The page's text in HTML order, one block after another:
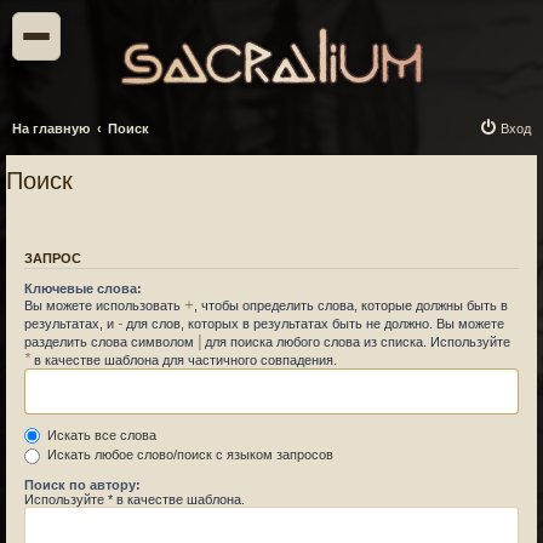
На главную Поиск Вход
Поиск
ЗАПРОС
Ключевые слова:
Вы можете использовать + , чтобы определить слова, которые должны быть в
результатах, и - для слов, которых в результатах быть не должно. Вы можете
разделить слова символом | для поиска любого слова из списка. Используйте
*в качестве шаблона для частичного совпадения.
Искать все слова
Искать любое слово/поиск с языком запросов
Поиск по автору:
Используйте * в качестве шаблона.